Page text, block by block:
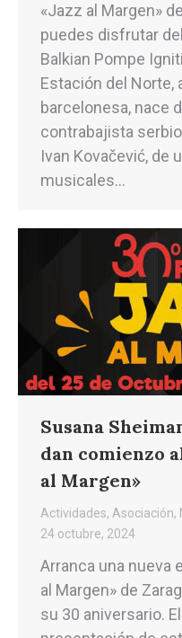
«Jazz al Margen»
puedes disfrutar
Balkian Pompe
Estación del Norte,
barcelonesa, nace
contrabajista
Ivan Kovačević, de
musicales…
Susana
dan comienzo
al Margen»
Actividades, Asociación,
24 octubre, 2024
Arranca una nueva
al Margen» de
su 30 aniversario.